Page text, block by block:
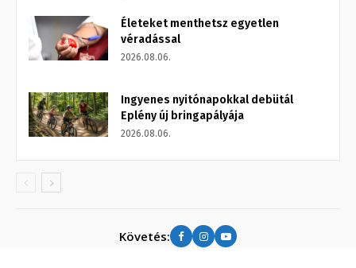
Életeket menthetsz egyetlen
véradással
2026.08.06.
Ingyenes nyitónapokkal debütál
Eplény új bringapályája
2026.08.06.
Követés: